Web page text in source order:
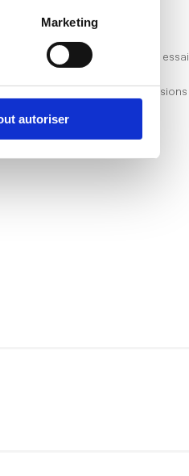
Marketing
autoriser
Réserver un essai
Nos concessions